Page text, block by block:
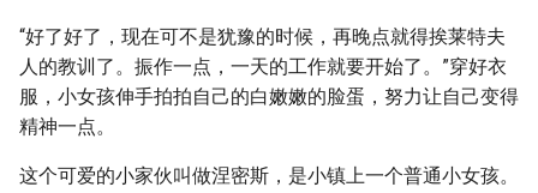
“好了好了，现在可不是犹豫的时候，再晚点就得挨莱特夫
人的教训了。振作一点，一天的工作就要开始了。”穿好衣
服，小女孩伸手拍拍自己的白嫩嫩的脸蛋，努力让自己变得
精神一点。
这个可爱的小家伙叫做涅密斯，是小镇上一个普通小女孩。